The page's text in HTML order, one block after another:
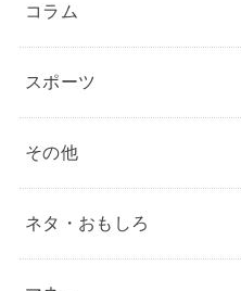
コラム
スポーツ
その他
ネタ・おもしろ